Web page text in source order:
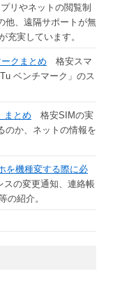
リやネットの閲覧制
他、遠隔サポートが無
充実しています。
クまとめ 格安スマ
ベンチマーク」のス
まとめ 格安SIMの実
のか、ネットの情報を
を機種変する際に必
の変更通知、連絡帳
の紹介。